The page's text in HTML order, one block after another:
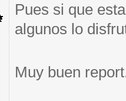
Pues si que
algunos lo
Muy buen